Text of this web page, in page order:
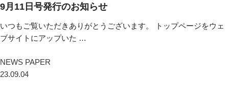
9月11日号発行のお知らせ
いつもご覧いただきありがとうございます。 トップページをウェ
ブサイトにアップいた …
NEWS PAPER
23.09.04